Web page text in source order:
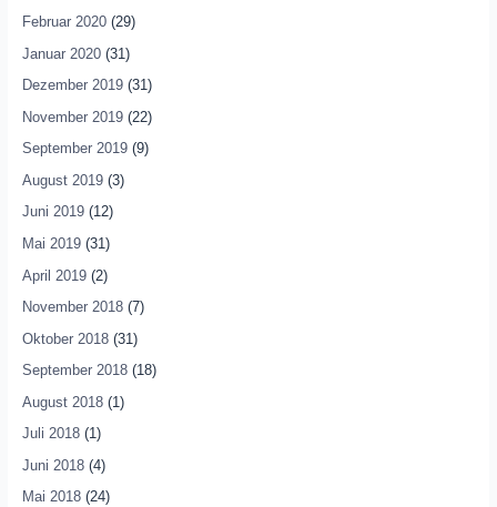
Februar 2020(29)
Januar 2020(31)
Dezember 2019(31)
November 2019(22)
September 2019(9)
August 2019(3)
Juni 2019(12)
Mai 2019(31)
April 2019(2)
November 2018(7)
Oktober 2018(31)
September 2018(18)
August 2018(1)
Juli 2018(1)
Juni 2018(4)
Mai 2018(24)